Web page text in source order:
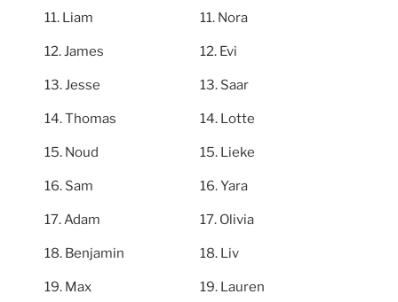
Liam
James
Jesse
Thomas
Noud
Sam
Adam
Benjamin
Max
Nora
Evi
Saar
Lotte
Lieke
Yara
Olivia
Liv
Lauren